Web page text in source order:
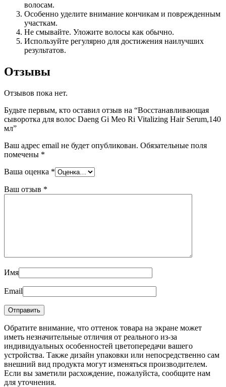
волосам.
Особенно уделите внимание кончикам и поврежденным
участкам.
Не смывайте. Уложите волосы как обычно.
Используйте регулярно для достижения наилучших
результатов.
Отзывы
Отзывов пока нет.
Будьте первым, кто оставил отзыв на “Восстанавливающая
сыворотка для волос Daeng Gi Meo Ri Vitalizing Hair Serum,140
мл”
Ваш адрес email не будет опубликован. Обязательные поля
помечены *
Ваша оценка *
Ваш отзыв *
Имя
Email
Обратите внимание, что оттенок товара на экране может
иметь незначительные отличия от реального из-за
индивидуальных особенностей цветопередачи вашего
устройства. Также дизайн упаковки или непосредственно сам
внешний вид продукта могут изменяться производителем.
Если вы заметили расхождение, пожалуйста, сообщите нам
для уточнения.